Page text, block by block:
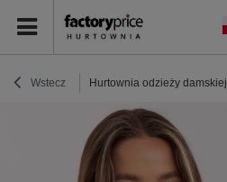
Wstecz Hurtownia odzieży damskiej